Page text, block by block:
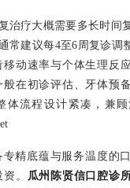
治疗大概需要多长时间
常建议每4至6周复诊调
动速率与个体生理反
在初诊评估、牙体预
体流程设计紧凑，兼
精底蕴与服务温度的
。
瓜州陈贤信口腔诊